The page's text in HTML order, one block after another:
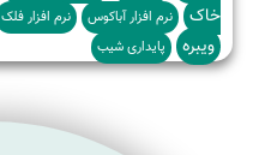
خاک
نرم افزار آباکوس نرم افزار فلک
ویبره
پایداری شیب